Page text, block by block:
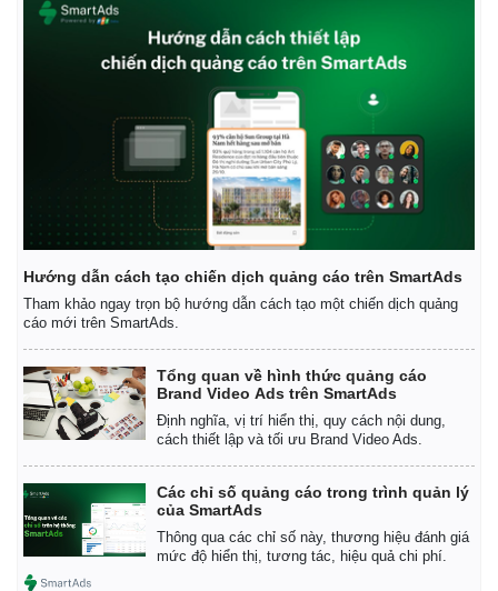
Hướng dẫn cách tạo chiến dịch quảng cáo trên SmartAds
Tham khảo ngay trọn bộ hướng dẫn cách tạo một chiến dịch quảng
cáo mới trên SmartAds.
Tổng quan về hình thức quảng cáo
Brand Video Ads trên SmartAds
Định nghĩa, vị trí hiển thị, quy cách nội dung,
cách thiết lập và tối ưu Brand Video Ads.
Các chỉ số quảng cáo trong trình quản lý
của SmartAds
Thông qua các chỉ số này, thương hiệu đánh giá
mức độ hiển thị, tương tác, hiệu quả chi phí.